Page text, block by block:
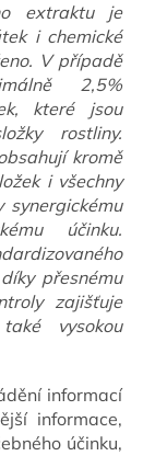
extraktu je
i chemické
V případě
2,5%
které jsou
rostliny.
kromě
i všechny
synergickému
účinku.
přesnému
zajišťuje
vysokou
informací
informace,
účinku,